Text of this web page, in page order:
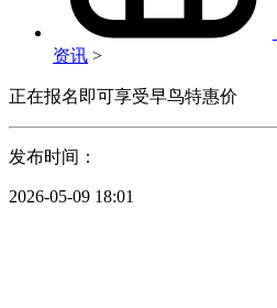
资讯 >
正在报名即可享受早鸟特惠价
发布时间：
2026-05-09 18:01